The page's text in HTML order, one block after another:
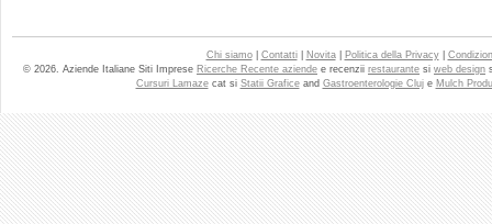
Chi siamo| Contatti| Novita| Politica della Privacy|
© 2026. Aziende Italiane Siti Imprese Ricerche Recente aziende e recenzii restaurante si web design
Cursuri Lamazecat si Statii Graficeand Gastroenterologie Cluje Mulch